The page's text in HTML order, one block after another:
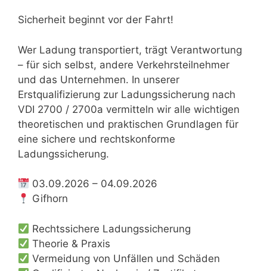
Sicherheit beginnt vor der Fahrt!
Wer Ladung transportiert, trägt Verantwortung
– für sich selbst, andere Verkehrsteilnehmer
und das Unternehmen. In unserer
Erstqualifizierung zur Ladungssicherung nach
VDI 2700 / 2700a vermitteln wir alle wichtigen
theoretischen und praktischen Grundlagen für
eine sichere und rechtskonforme
Ladungssicherung.
03.09.2026 – 04.09.2026
Gifhorn
Rechtssichere Ladungssicherung
Theorie & Praxis
Vermeidung von Unfällen und Schäden